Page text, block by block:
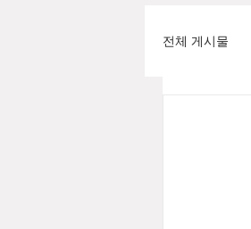
전체 게시물